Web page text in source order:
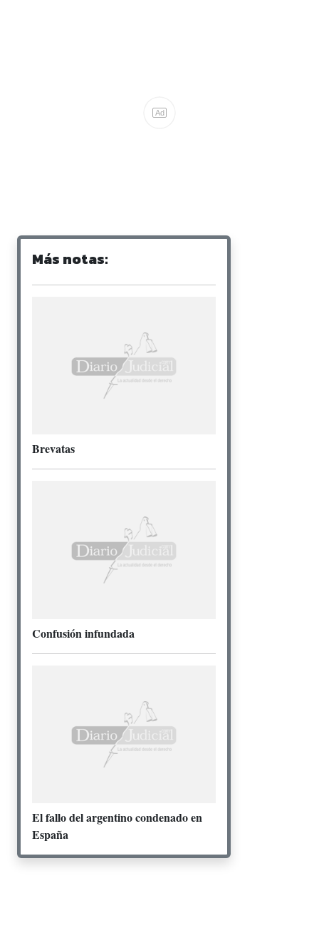
Más notas:
Brevatas
Confusión infundada
El fallo del argentino condenado en
España